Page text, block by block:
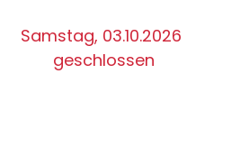
Samstag, 03.10.2026
geschlossen